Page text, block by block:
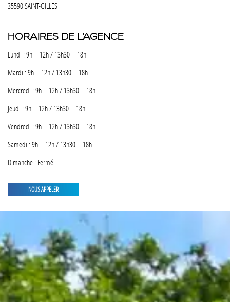
35590 SAINT-GILLES
HORAIRES DE L’AGENCE
Lundi : 9h – 12h / 13h30 – 18h
Mardi : 9h – 12h / 13h30 – 18h
Mercredi : 9h – 12h / 13h30 – 18h
Jeudi : 9h – 12h / 13h30 – 18h
Vendredi : 9h – 12h / 13h30 – 18h
Samedi : 9h – 12h / 13h30 – 18h
Dimanche : Fermé
NOUS APPELER